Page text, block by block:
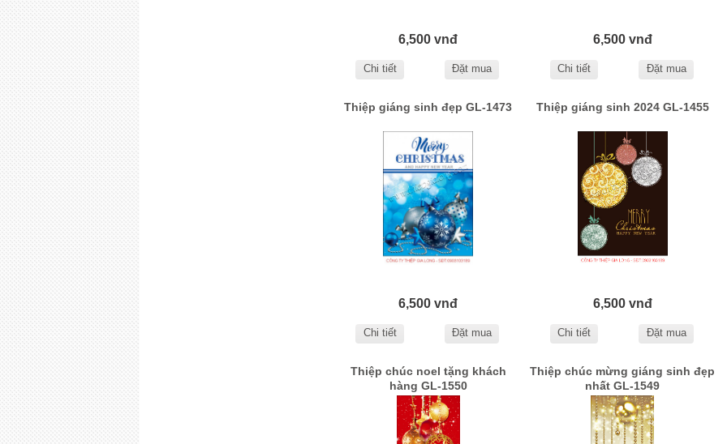
6,500 vnđ
Chi tiết Đặt mua
6,500 vnđ
Chi tiết Đặt mua
Thiệp giáng sinh đẹp GL-1473
6,500 vnđ
Chi tiết Đặt mua
Thiệp giáng sinh 2024 GL-1455
6,500 vnđ
Chi tiết Đặt mua
Thiệp chúc noel tặng khách
hàng GL-1550
Thiệp chúc mừng giáng sinh đẹp
nhất GL-1549